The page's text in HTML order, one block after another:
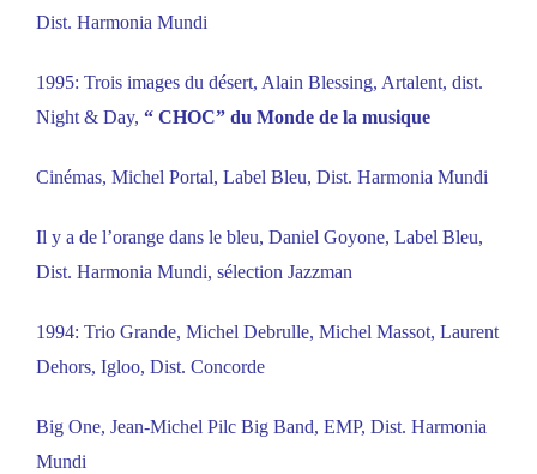
Dist. Harmonia Mundi
1995: Trois images du désert, Alain Blessing, Artalent, dist.
Night & Day, “ CHOC” du Monde de la musique
Cinémas, Michel Portal, Label Bleu, Dist. Harmonia Mundi
Il y a de l’orange dans le bleu, Daniel Goyone, Label Bleu,
Dist. Harmonia Mundi, sélection Jazzman
1994: Trio Grande, Michel Debrulle, Michel Massot, Laurent
Dehors, Igloo, Dist. Concorde
Big One, Jean-Michel Pilc Big Band, EMP, Dist. Harmonia
Mundi